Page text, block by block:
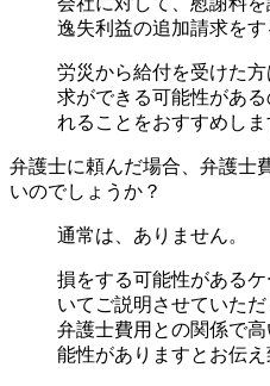
逸失利益の追加請求をす
労災から給付を受けた
求ができる可能性があ
れることをおすすめしま
弁護士に頼んだ場合、弁護士
いのでしょうか？
通常は、ありません。
損をする可能性がある
いてご説明させていた
弁護士費用との関係で
能性がありますとお伝え